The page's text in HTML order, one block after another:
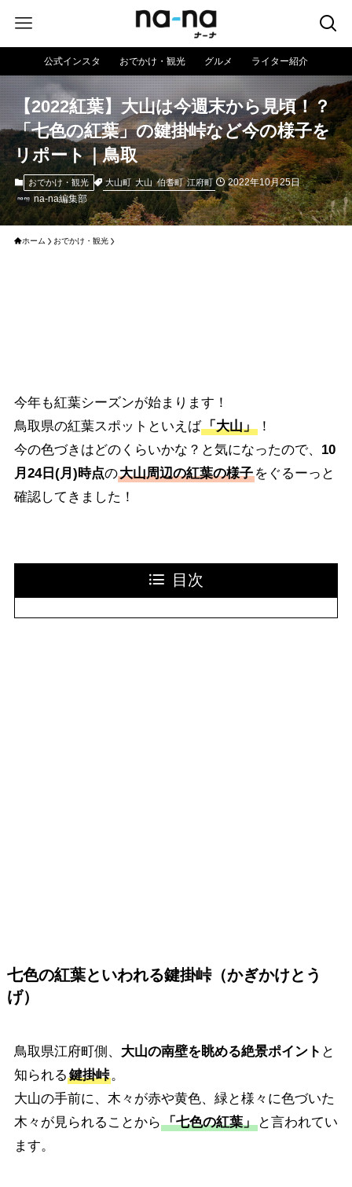
公式インスタ おでかけ・観光 グルメ ライター紹介
【2022紅葉】大山は今週末から見頃！？
「七色の紅葉」の鍵掛峠など今の様子を
リポート｜鳥取
おでかけ・観光 大山町 大山 伯耆町 江府町
2022年10月25日
na-na編集部
ホーム おでかけ・観光
今年も紅葉シーズンが始まります！
鳥取県の紅葉スポットといえば「大山」！
今の色づきはどのくらいかな？と気になったので、 10
月24日(月)時点の大山周辺の紅葉の様子をぐるーっと
確認してきました！
目次
七色の紅葉といわれる鍵掛峠（かぎかけとう
げ）
鳥取県江府町側、 大山の南壁を眺める絶景ポイント と
知られる 鍵掛峠。
大山の手前に、木々が赤や黄色、緑と様々に色づいた
木々が見られることから 「七色の紅葉」と言われてい
ます。